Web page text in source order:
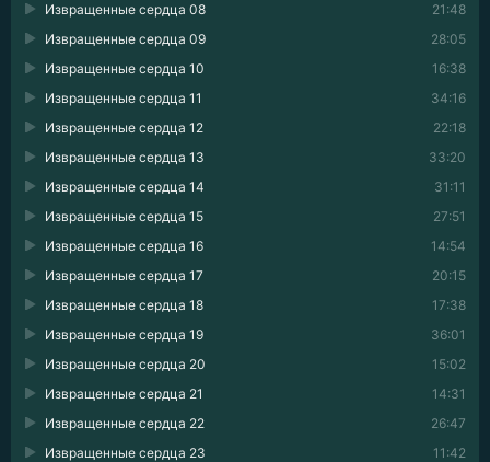
21:48
Извращенные сердца 08
28:05
Извращенные сердца 09
16:38
Извращенные сердца 10
34:16
Извращенные сердца 11
22:18
Извращенные сердца 12
33:20
Извращенные сердца 13
31:11
Извращенные сердца 14
27:51
Извращенные сердца 15
14:54
Извращенные сердца 16
20:15
Извращенные сердца 17
17:38
Извращенные сердца 18
36:01
Извращенные сердца 19
15:02
Извращенные сердца 20
14:31
Извращенные сердца 21
26:47
Извращенные сердца 22
11:42
Извращенные сердца 23